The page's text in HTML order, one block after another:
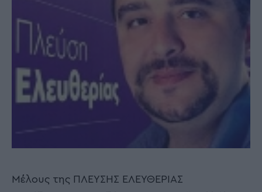
Μέλους της ΠΛΕΥΣΗΣ ΕΛΕΥΘΕΡΙΑΣ